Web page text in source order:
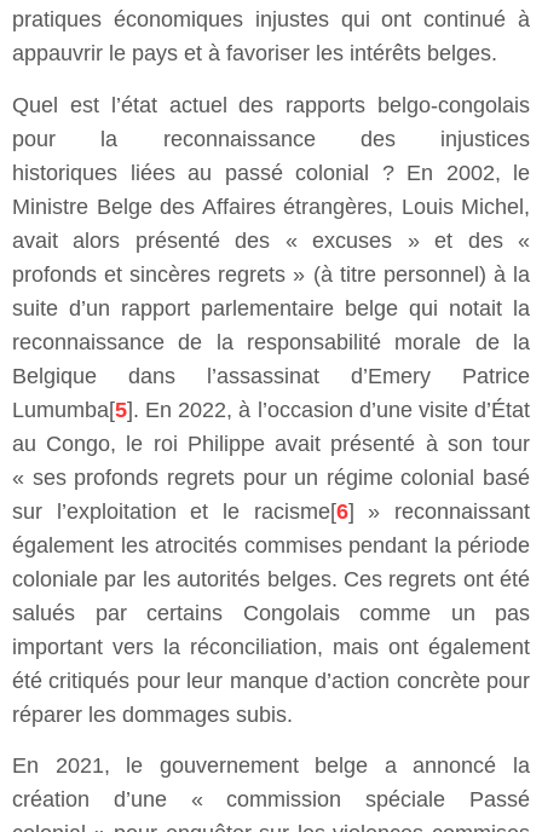
pratiques économiques injustes qui ont continué à
appauvrir le pays et à favoriser les intérêts belges.
Quel est l’état actuel des rapports belgo-congolais
pour la reconnaissance des injustices
historiques liées au passé colonial ? En 2002, le
Ministre Belge des Affaires étrangères, Louis Michel,
avait alors présenté des « excuses » et des «
profonds et sincères regrets » (à titre personnel) à la
suite d’un rapport parlementaire belge qui notait la
reconnaissance de la responsabilité morale de la
Belgique dans l’assassinat d’Emery Patrice
Lumumba[5]. En 2022, à l’occasion d’une visite d’État
au Congo, le roi Philippe avait présenté à son tour
« ses profonds regrets pour un régime colonial basé
sur l’exploitation et le racisme[6] » reconnaissant
également les atrocités commises pendant la période
coloniale par les autorités belges. Ces regrets ont été
salués par certains Congolais comme un pas
important vers la réconciliation, mais ont également
été critiqués pour leur manque d’action concrète pour
réparer les dommages subis.
En 2021, le gouvernement belge a annoncé la
création d’une « commission spéciale Passé